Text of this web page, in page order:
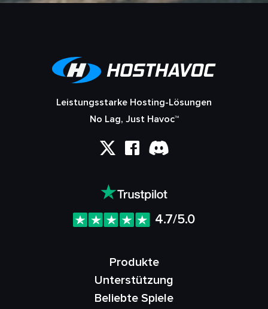
Leistungsstarke Hosting-Lösungen
No Lag, Just Havoc™
4.7/5.0
Produkte
Unterstützung
Beliebte Spiele